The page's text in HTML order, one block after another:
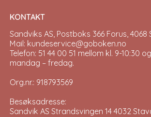
KONTAKT
Sandviks AS, Postboks 366 Forus, 4068
Mail: kundeservice@goboken.no
Telefon: 51 44 00 51 mellom kl. 9-10:30 og
mandag – fredag.
Org.nr.: 918793569
Besøksadresse:
Sandvik AS Strandsvingen 14 4032